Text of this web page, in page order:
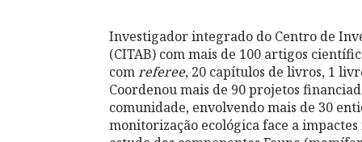
Investigador integrado do Centro de
(CITAB) com mais de 100 artigos
comreferee, 20 capítulos de livros, 1
Coordenou mais de 90 projetos
comunidade, envolvendo mais de 30
monitorização ecológica face a